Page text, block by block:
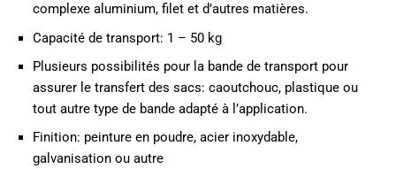
complexe aluminium, filet et d’autres matières.
Capacité de transport: 1 – 50 kg
Plusieurs possibilités pour la bande de transport pour
assurer le transfert des sacs: caoutchouc, plastique ou
tout autre type de bande adapté à l’application.
Finition: peinture en poudre, acier inoxydable,
galvanisation ou autre